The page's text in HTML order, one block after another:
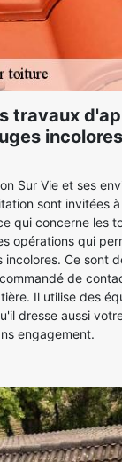
travaux
Sur Vie et ses
sont invitées
qui concerne les
opérations qui
Ce sont
de
Il utilise des
dresse aussi
engagement.